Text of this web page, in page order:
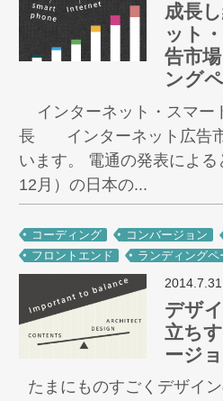
成長
ット
告市
ング
インターネット・スマー
長 インターネット広告市
います。 電通の発表によ
12月）の日本の...
コーディング コンバージョン
フロントエンド
ランディングペ
2014.7.31
デザ
立ち
ージ
たまにものすごくデザイ